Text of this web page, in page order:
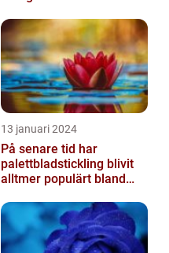
13 januari 2024
På senare tid har
palettbladstickling blivit
alltmer populärt bland